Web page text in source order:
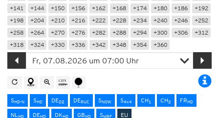
+141
+144 +150 +156 +162 +168 +174 +180 +186
+192
+198
+204 +210 +216 +222 +228 +234 +240 +246
+252
+258
+264 +270 +276 +282 +288 +294 +300 +306
+312
+318
+324 +330 +336 +342 +348 +354 +360
SHD-N SHD DED2 DERUC SNOW S4x4 CH1 CH2 FRHD
NLHD DEHD DKHD GBHD SMRF EU